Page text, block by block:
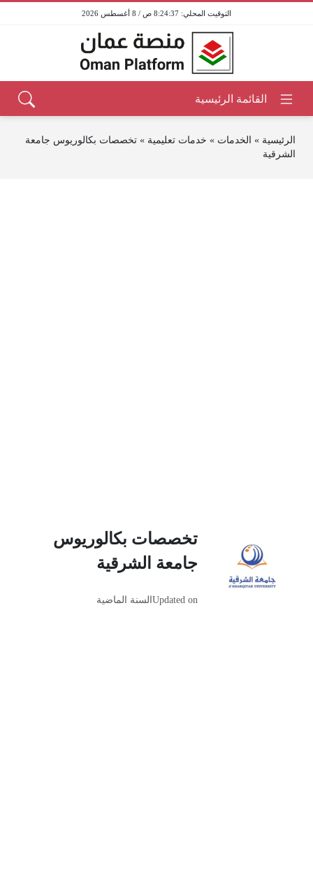
8:24:37 ص / 8 أغسطس 2026
الرئيسية » الخدمات » خدمات تعليمية » تخصصات بكالوريوس جامعة
الشرقية
تخصصات بكالوريوس
جامعة الشرقية
Updated on السنة الماضية